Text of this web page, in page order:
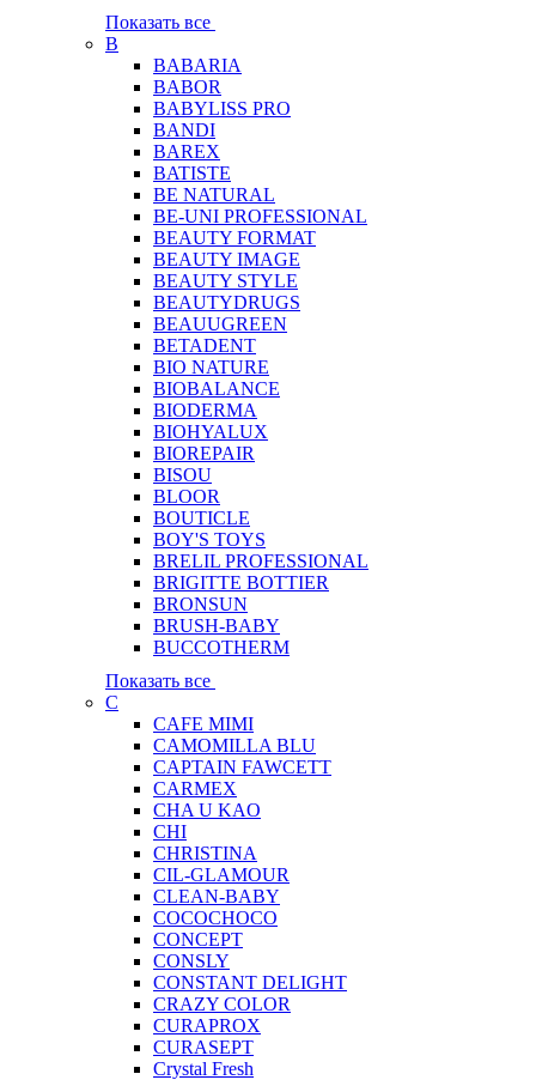
Показать все
B
BABARIA
BABOR
BABYLISS PRO
BANDI
BAREX
BATISTE
BE NATURAL
BE-UNI PROFESSIONAL
BEAUTY FORMAT
BEAUTY IMAGE
BEAUTY STYLE
BEAUTYDRUGS
BEAUUGREEN
BETADENT
BIO NATURE
BIOBALANCE
BIODERMA
BIOHYALUX
BIOREPAIR
BISOU
BLOOR
BOUTICLE
BOY'S TOYS
BRELIL PROFESSIONAL
BRIGITTE BOTTIER
BRONSUN
BRUSH-BABY
BUCCOTHERM
Показать все
C
CAFE MIMI
CAMOMILLA BLU
CAPTAIN FAWCETT
CARMEX
CHA U KAO
CHI
CHRISTINA
CIL-GLAMOUR
CLEAN-BABY
COCOCHOCO
CONCEPT
CONSLY
CONSTANT DELIGHT
CRAZY COLOR
CURAPROX
CURASEPT
Crystal Fresh